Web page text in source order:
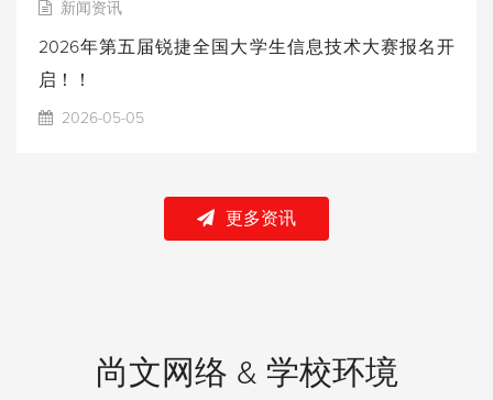
新闻资讯
2026年第五届锐捷全国大学生信息技术大赛报名开
启！！
2026-05-05
更多资讯
尚文网络 & 学校环境